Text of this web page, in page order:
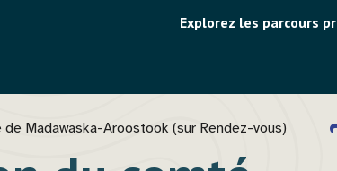
Menu
Explorez les parcours
Madawaska-Aroostook (sur Rendez-vous)